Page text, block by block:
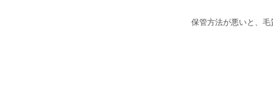
保管方法が悪いと、